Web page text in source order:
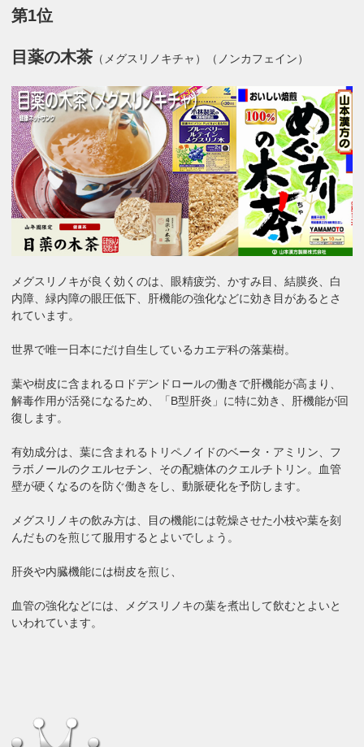
第1位
目薬の木茶 （メグスリノキチャ）（ノンカフェイン）
メグスリノキが良く効くのは、眼精疲労、かすみ目、結膜炎、白
内障、緑内障の眼圧低下、肝機能の強化などに効き目があるとさ
れています。
世界で唯一日本にだけ自生しているカエデ科の落葉樹。
葉や樹皮に含まれるロドデンドロールの働きで肝機能が高まり、
解毒作用が活発になるため、「B型肝炎」に特に効き、肝機能が回
復します。
有効成分は、葉に含まれるトリペノイドのベータ・アミリン、フ
ラボノールのクエルセチン、その配糖体のクエルチトリン。血管
壁が硬くなるのを防ぐ働きをし、動脈硬化を予防します。
メグスリノキの飲み方は、目の機能には乾燥させた小枝や葉を刻
んだものを煎じて服用するとよいでしょう。
肝炎や内臓機能には樹皮を煎じ、
血管の強化などには、メグスリノキの葉を煮出して飲むとよいと
いわれています。